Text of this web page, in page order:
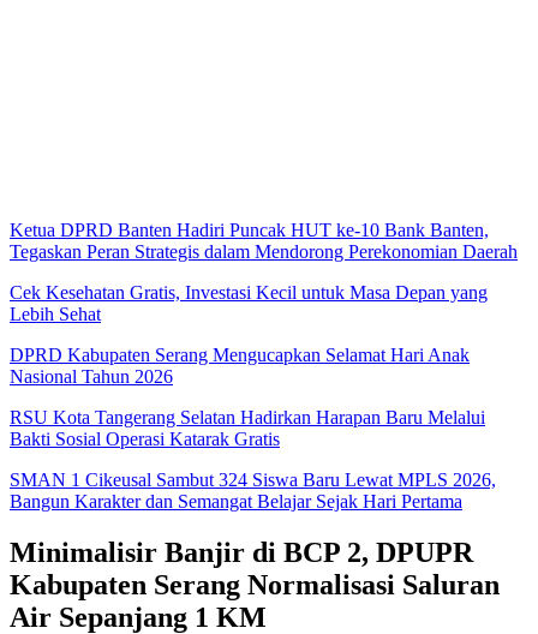
Ketua DPRD Banten Hadiri Puncak HUT ke-10 Bank Banten,
Tegaskan Peran Strategis dalam Mendorong Perekonomian Daerah
Cek Kesehatan Gratis, Investasi Kecil untuk Masa Depan yang
Lebih Sehat
DPRD Kabupaten Serang Mengucapkan Selamat Hari Anak
Nasional Tahun 2026
RSU Kota Tangerang Selatan Hadirkan Harapan Baru Melalui
Bakti Sosial Operasi Katarak Gratis
SMAN 1 Cikeusal Sambut 324 Siswa Baru Lewat MPLS 2026,
Bangun Karakter dan Semangat Belajar Sejak Hari Pertama
Minimalisir Banjir di BCP 2, DPUPR
Kabupaten Serang Normalisasi Saluran
Air Sepanjang 1 KM